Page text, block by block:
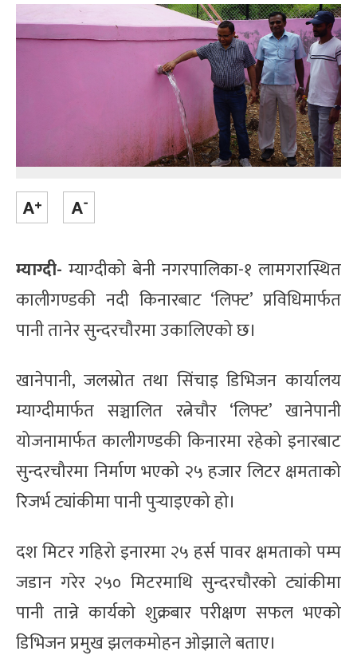
म्याग्दी- म्याग्दीको बेनी नगरपालिका-१ लामगरास्थित
कालीगण्डकी नदी किनारबाट ‘लिफ्ट’ प्रविधिमार्फत
पानी तानेर सुन्दरचौरमा उकालिएको छ।
खानेपानी, जलस्रोत तथा सिंचाइ डिभिजन कार्यालय
म्याग्दीमार्फत सञ्चालित रत्नेचौर ‘लिफ्ट’ खानेपानी
योजनामार्फत कालीगण्डकी किनारमा रहेको इनारबाट
सुन्दरचौरमा निर्माण भएको २५ हजार लिटर क्षमताको
रिजर्भ ट्यांकीमा पानी पुर्‍याइएको हो।
दश मिटर गहिरो इनारमा २५ हर्स पावर क्षमताको पम्प
जडान गरेर २५० मिटरमाथि सुन्दरचौरको ट्यांकीमा
पानी तान्ने कार्यको शुक्रबार परीक्षण सफल भएको
डिभिजन प्रमुख झलकमोहन ओझाले बताए।